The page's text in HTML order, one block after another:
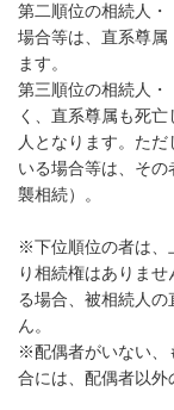
第二順位の相続人
場合等は、直系尊属
ます。
第三順位の相続人
く、直系尊属も死
人となります。た
いる場合等は、そ
襲相続）。
※下位順位の者は、
り相続権はありま
る場合、被相続人
ん。
※配偶者がいない、
合には、配偶者以外